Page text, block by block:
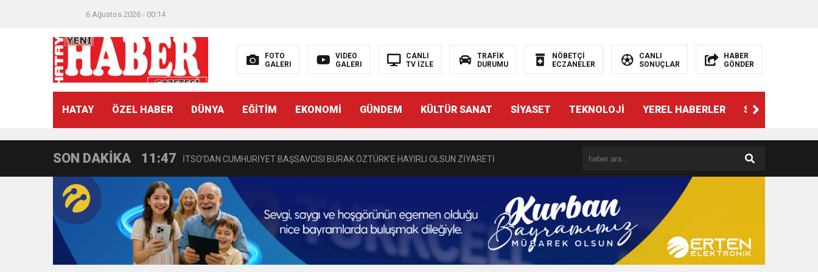
6 Ağustos 2026 - 00:14
FOTO
GALERI
VIDEO
GALERI
CANLI
TV İZLE
TRAFİK
DURUMU
NÖBETÇİ
ECZANELER
CANLI
SONUÇLAR
HABER
GÖNDER
HATAY ÖZEL HABER DÜNYA EĞİTİM EKONOMİ GÜNDEM KÜLTÜR SANAT SİYASET TEKNOLOJİ YEREL HABERLER SPOR
SON DAKİKA
21:40
11:47 İTSO’DAN CUMHURİYET BAŞSAVCISI BURAK ÖZTÜRK’E HAYIRLI OLSUN ZİYARETİ
18:55 İNCE’NİN CHP’DE KALMASININ PERDE ARKASI: GÖRÜNENDEN DAHA FAZLASI MI VAR?
11:57 IŞIL Eczanesi Görkemli Bir Törenle Hizmete Açıldı
21:40